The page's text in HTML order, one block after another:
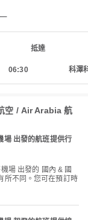
抵達
06:30 科澤
空 / Air Arabia 航
場 出發的航班提供行
所不同。您可在預訂時